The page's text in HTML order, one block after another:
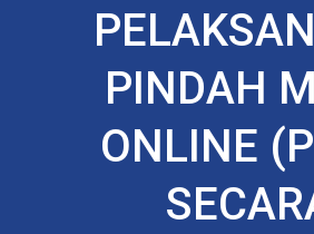
PINDAH
ONLINE